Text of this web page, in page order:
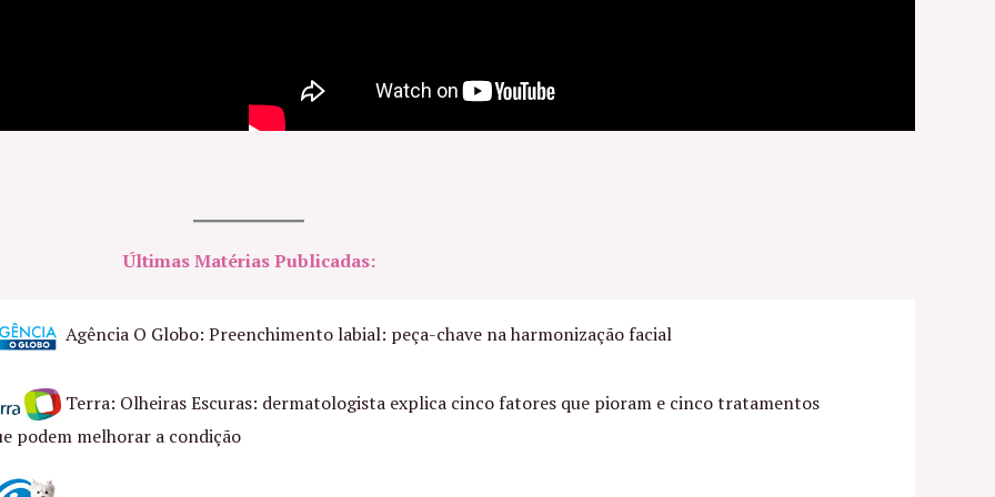
Últimas Matérias Publicadas:
Agência O Globo: Preenchimento labial: peça-chave na harmonização facial
Terra: Olheiras Escuras: dermatologista explica cinco fatores que pioram e cinco tratamentos
podem melhorar a condição